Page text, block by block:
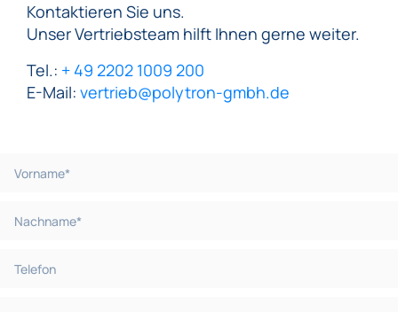
Kontaktieren Sie uns.
Unser Vertriebsteam hilft Ihnen gerne weiter.
Tel.: + 49 2202 1009 200
E-Mail: vertrieb@polytron-gmbh.de